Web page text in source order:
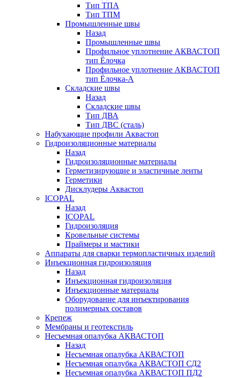
Тип ТПА
Тип ТПМ
Промышленные швы
Назад
Промышленные швы
Профильное уплотнение АКВАСТОП
тип Ёлочка
Профильное уплотнение АКВАСТОП
тип Ёлочка-А
Складские швы
Назад
Складские швы
Тип ДВА
Тип ДВС (сталь)
Набухающие профили Аквастоп
Гидроизоляционные материалы
Назад
Гидроизоляционные материалы
Герметизирующие и эластичные ленты
Герметики
Дисклудеры Аквастоп
ICOPAL
Назад
ICOPAL
Гидроизоляция
Кровельные системы
Праймеры и мастики
Аппараты для сварки термопластичных изделий
Инъекционная гидроизоляция
Назад
Инъекционная гидроизоляция
Инъекционные материалы
Оборудование для инъектирования
полимерных составов
Крепеж
Мембраны и геотекстиль
Несъемная опалубка АКВАСТОП
Назад
Несъемная опалубка АКВАСТОП
Несъемная опалубка АКВАСТОП СД2
Несъемная опалубка АКВАСТОП ПД2